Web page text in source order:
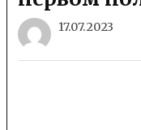
17.07.2023